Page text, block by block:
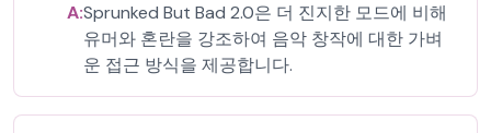
A:Sprunked But Bad 2.0은 더 진지한 모드에 비해
유머와 혼란을 강조하여 음악 창작에 대한 가벼
운 접근 방식을 제공합니다.